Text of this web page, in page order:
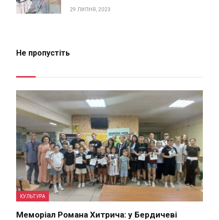
29 ЛИПНЯ, 2023
Не пропустіть
КУЛЬТУРА
Меморіал Романа Хитрича: у Бердичеві